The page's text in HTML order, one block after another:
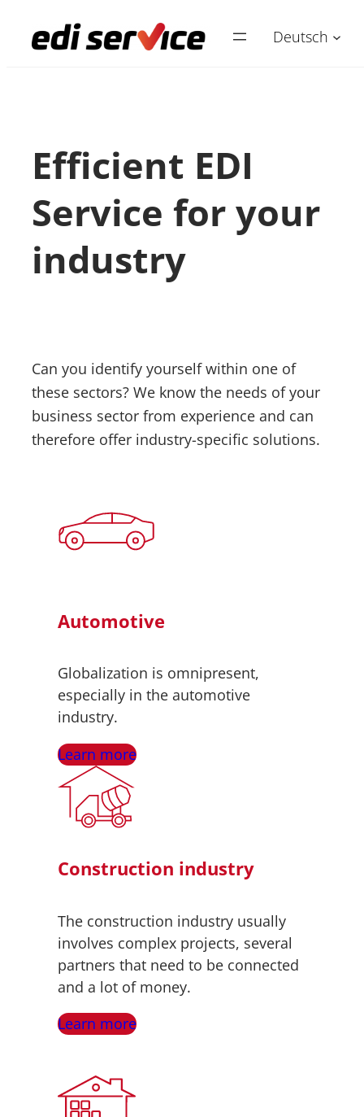
Inhalt
Deutsch
Efficient EDI
Service for your
industry
Can you identify yourself within one of
these sectors? We know the needs of your
business sector from experience and can
therefore offer industry-specific solutions.
Automotive
Globalization is omnipresent,
especially in the automotive
industry.
Learn more
Construction industry
The construction industry usually
involves complex projects, several
partners that need to be connected
and a lot of money.
Learn more